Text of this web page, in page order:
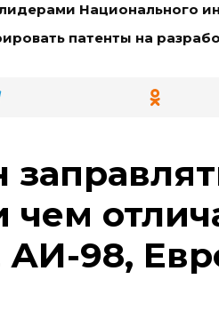
Национального
патенты на
чем
98,